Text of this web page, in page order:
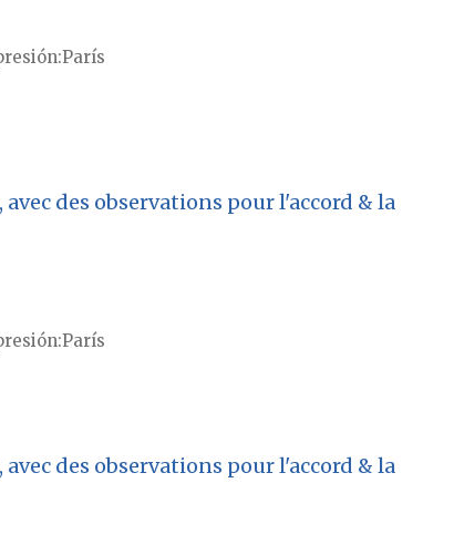
París
des observations pour l'accord & la
París
des observations pour l'accord & la